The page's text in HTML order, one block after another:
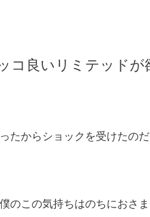
コ良いリミテッドが
たからショックを受けたのだ
のこの気持ちはのちにおさま